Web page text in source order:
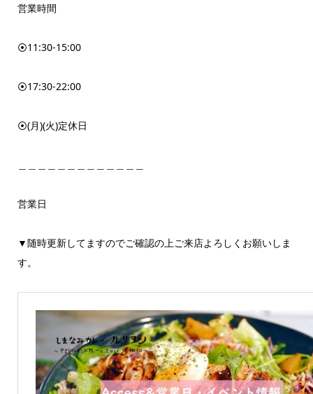
営業時間
⦿11:30-15:00
⦿17:30-22:00
⦿(月)(火)定休日
営業日
▼随時更新してますのでご確認の上ご来店よろしくお願いしま
す。